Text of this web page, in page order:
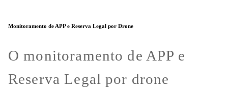
Monitoramento de APP e Reserva Legal por Drone
O monitoramento de APP e
Reserva Legal por drone